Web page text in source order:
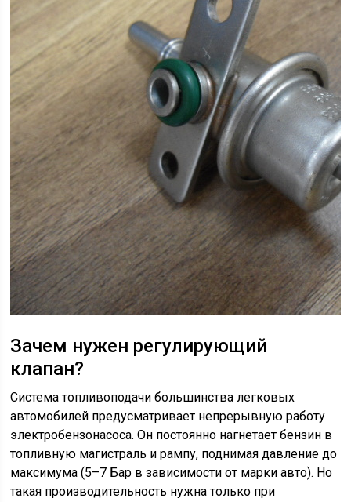
Зачем нужен регулирующий
клапан?
Система топливоподачи большинства легковых
автомобилей предусматривает непрерывную работу
электробензонасоса. Он постоянно нагнетает бензин в
топливную магистраль и рампу, поднимая давление до
максимума (5–7 Бар в зависимости от марки авто). Но
такая производительность нужна только при